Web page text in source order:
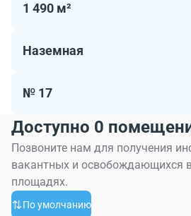
1 490 м²
Наземная
№ 17
Доступно 0
Позвоните нам для получения
вакантных и освобождающихся
площадях.
По умолчанию